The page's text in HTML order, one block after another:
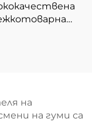
на
на гуми са